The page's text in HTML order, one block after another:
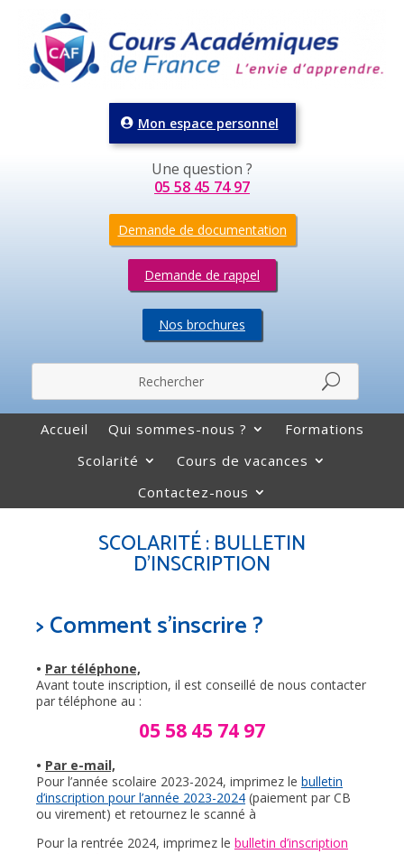
Mon espace personnel
Une question ?
05 58 45 74 97
Demande de documentation
Demande de rappel
Nos brochures
Accueil Qui sommes-nous ?
Formations
Scolarité
Cours de vacances
Contactez-nous
SCOLARITÉ : BULLETIN
D’INSCRIPTION
> Comment s’inscrire ?
• Par téléphone,
Avant toute inscription, il est conseillé de nous contacter
par téléphone au :
05 58 45 74 97
• Par e-mail,
Pour l’année scolaire 2023-2024, imprimez le bulletin
d’inscription pour l’année 2023-2024 (paiement par CB
ou virement) et retournez le scanné à
Pour la rentrée 2024, imprimez le bulletin d’inscription